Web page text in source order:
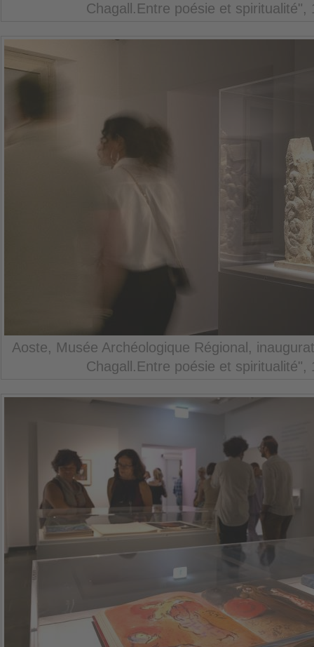
Chagall.Entre poésie et spiritualité",
Aoste, Musée Archéologique Régional,
Chagall.Entre poésie et spiritualité",